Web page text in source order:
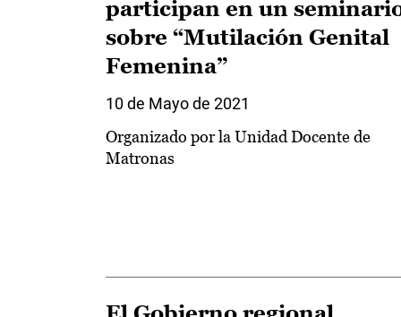
participan en un
sobre “Mutilación Genital
Femenina”
10 de Mayo de 2021
Organizado por la Unidad Docente de
Matronas